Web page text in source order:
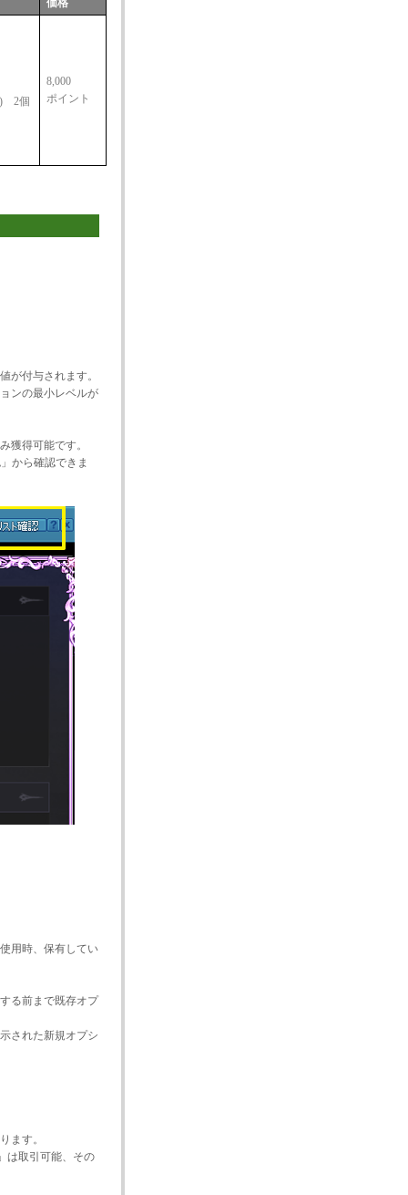
) 2個
8,000
ポイント
が付与されます。
ンの最小レベルが
獲得可能です。
から確認できま
用時、保有してい
る前まで既存オプ
された新規オプシ
ます。
は取引可能、その